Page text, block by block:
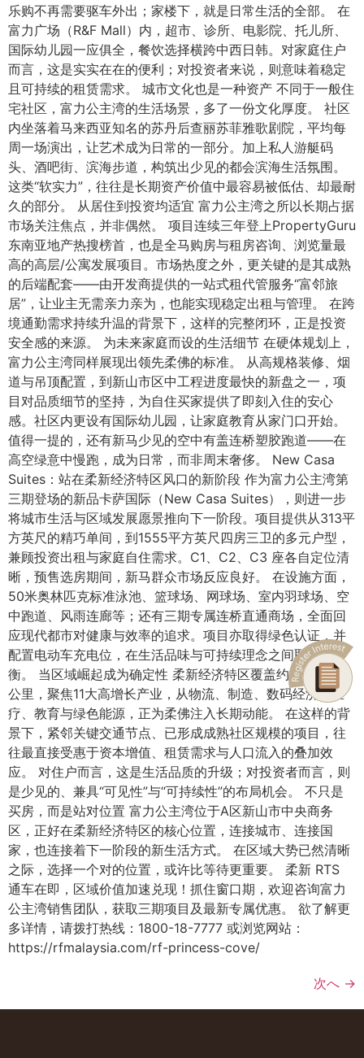
乐购不再需要驱车外出；家楼下，就是日常生活的全部。 在
富力广场（R&F Mall）内，超市、诊所、电影院、托儿所、
国际幼儿园一应俱全，餐饮选择横跨中西日韩。对家庭住户
而言，这是实实在在的便利；对投资者来说，则意味着稳定
且可持续的租赁需求。 城市文化也是一种资产 不同于一般住
宅社区，富力公主湾的生活场景，多了一份文化厚度。 社区
内坐落着马来西亚知名的苏丹后查丽苏菲雅歌剧院，平均每
周一场演出，让艺术成为日常的一部分。加上私人游艇码
头、酒吧街、滨海步道，构筑出少见的都会滨海生活氛围。
这类“软实力”，往往是长期资产价值中最容易被低估、却最耐
久的部分。 从居住到投资均适宜 富力公主湾之所以长期占据
市场关注焦点，并非偶然。 项目连续三年登上PropertyGuru
东南亚地产热搜榜首，也是全马购房与租房咨询、浏览量最
高的高层/公寓发展项目。市场热度之外，更关键的是其成熟
的后端配套——由开发商提供的一站式租代管服务“富邻旅
居”，让业主无需亲力亲为，也能实现稳定出租与管理。 在跨
境通勤需求持续升温的背景下，这样的完整闭环，正是投资
安全感的来源。 为未来家庭而设的生活细节 在硬体规划上，
富力公主湾同样展现出领先柔佛的标准。 从高规格装修、烟
道与吊顶配置，到新山市区中工程进度最快的新盘之一，项
目对品质细节的坚持，为自住买家提供了即刻入住的安心
感。社区内更设有国际幼儿园，让家庭教育从家门口开始。
值得一提的，还有新马少见的空中有盖连桥塑胶跑道——在
高空绿意中慢跑，成为日常，而非周末奢侈。 New Casa
Suites：站在柔新经济特区风口的新阶段 作为富力公主湾第
三期登场的新品卡萨国际（New Casa Suites），则进一步
将城市生活与区域发展愿景推向下一阶段。项目提供从313平
方英尺的精巧单间，到1555平方英尺四房三卫的多元户型，
兼顾投资出租与家庭自住需求。C1、C2、C3 座各自定位清
晰，预售选房期间，新马群众市场反应良好。 在设施方面，
50米奥林匹克标准泳池、篮球场、网球场、室内羽球场、空
中跑道、风雨连廊等；还有三期专属连桥直通商场，全面回
应现代都市对健康与效率的追求。项目亦取得绿色认证，并
配置电动车充电位，在生活品味与可持续理念之间取得平
衡。 当区域崛起成为确定性 柔新经济特区覆盖约3288平方
公里，聚焦11大高增长产业，从物流、制造、数码经济到医
疗、教育与绿色能源，正为柔佛注入长期动能。 在这样的背
景下，紧邻关键交通节点、已形成成熟社区规模的项目，往
往最直接受惠于资本增值、租赁需求与人口流入的叠加效
应。 对住户而言，这是生活品质的升级；对投资者而言，则
是少见的、兼具“可见性”与“可持续性”的布局机会。 不只是
买房，而是站对位置 富力公主湾位于A区新山市中央商务
区，正好在柔新经济特区的核心位置，连接城市、连接国
家，也连接着下一阶段的新生活方式。 在区域大势已然清晰
之际，选择一个对的位置，或许比等待更重要。 柔新 RTS
通车在即，区域价值加速兑现！抓住窗口期，欢迎咨询富力
公主湾销售团队，获取三期项目及最新专属优惠。 欲了解更
多详情，请拨打热线：1800-18-7777 或浏览网站：
https://rfmalaysia.com/rf-princess-cove/
次へ →